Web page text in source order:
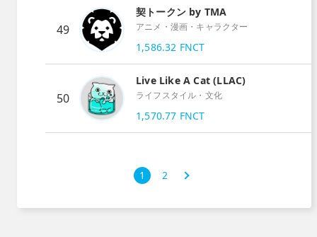
49
契トークン by TMA
アニメ・漫画・キャラクター
1,586.32 FNCT
50
Live Like A Cat (LLAC)
ライフスタイル・文化
1,570.77 FNCT
1 2